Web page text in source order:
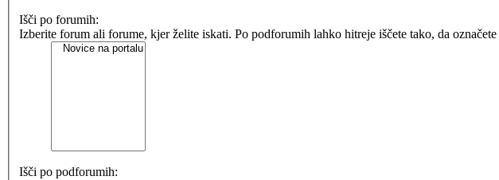
Išči po forumih:
Izberite forum ali forume, kjer želite iskati. Po podforumih lahko hitreje iščete tako, da
Išči po podforumih: